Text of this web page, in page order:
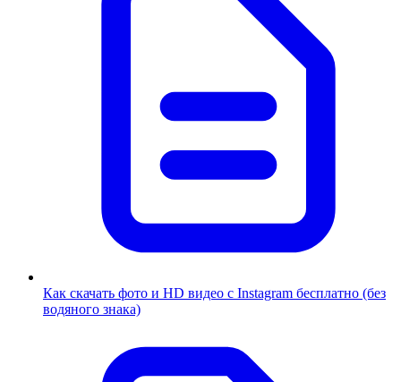
Как скачать фото и HD видео с Instagram бесплатно (без
водяного знака)